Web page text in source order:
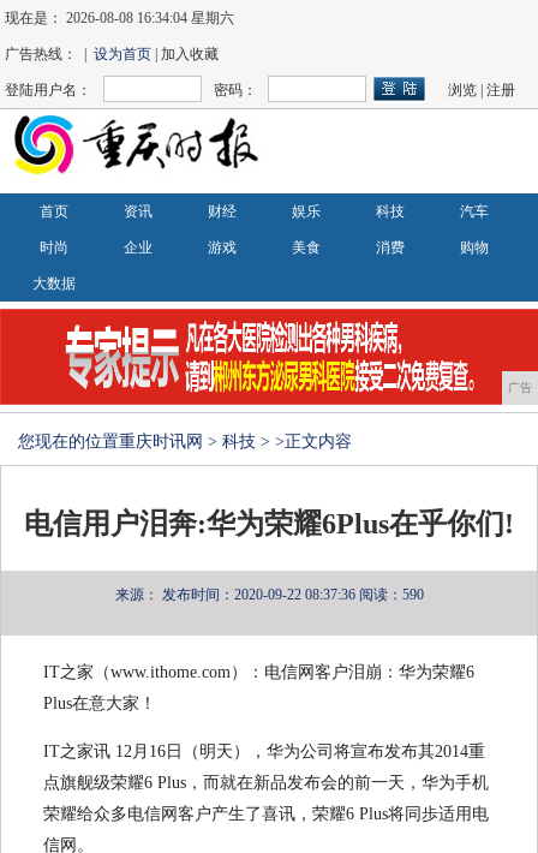
现在是：2026-08-08 16:34:04 星期六
广告热线： |设为首页 | 加入收藏
登陆用户名： 密码： 浏览 |注册
首页 资讯 财经 娱乐 科技 汽车
时尚 企业 游戏 美食 消费 购物
大数据
广告
您现在的位置重庆时讯网 > 科技 > >正文内容
电信用户泪奔:华为荣耀6Plus在乎你们!
来源： 发布时间：2020-09-22 08:37:36 阅读：590
IT之家（www.ithome.com）：电信网客户泪崩：华为荣耀6
Plus在意大家！
IT之家讯 12月16日（明天），华为公司将宣布发布其2014重
点旗舰级荣耀6 Plus，而就在新品发布会的前一天，华为手机
荣耀给众多电信网客户产生了喜讯，荣耀6 Plus将同歩适用电
信网。